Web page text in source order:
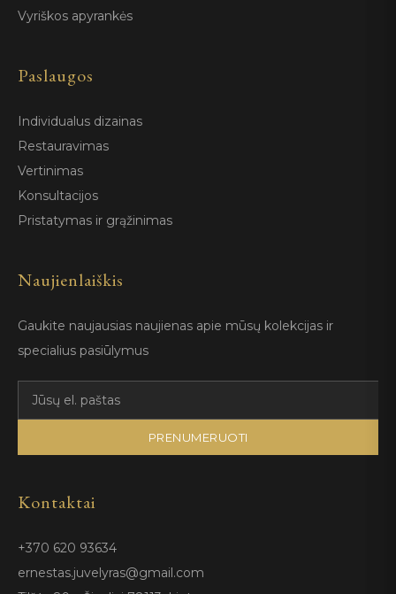
Vyriškos apyrankės
Paslaugos
Individualus dizainas
Restauravimas
Vertinimas
Konsultacijos
Pristatymas ir grąžinimas
Naujienlaiškis
Gaukite naujausias naujienas apie mūsų kolekcijas ir
specialius pasiūlymus
PRENUMERUOTI
Kontaktai
+370 620 93634
ernestas.juvelyras@gmail.com